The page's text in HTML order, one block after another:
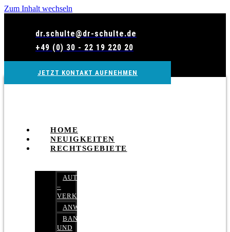
Zum Inhalt wechseln
dr.schulte@dr-schulte.de
+49 (0) 30 - 22 19 220 20
JETZT KONTAKT AUFNEHMEN
HOME
NEUIGKEITEN
RECHTSGEBIETE
AUTOBETRUG
–
VERKEHRSRECHT
ANWALTSHAFTUNGSRECHT
BANK-
UND